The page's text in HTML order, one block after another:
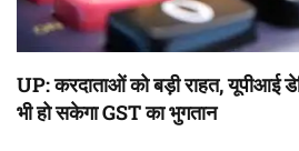
UP: करदाताओं को बड़ी राहत, यूपीआई
भी हो सकेगा GST का भुगतान